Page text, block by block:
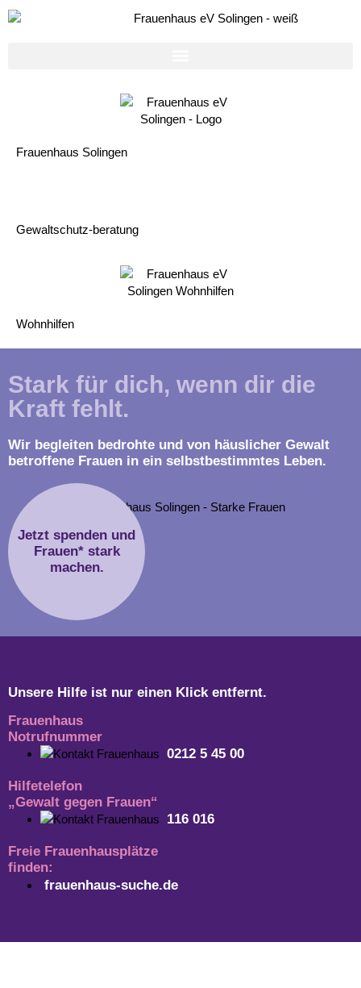
Frauenhaus Solingen
Gewaltschutz-beratung
Wohnhilfen
Stark für dich, wenn dir die
Kraft fehlt.
Wir begleiten bedrohte und von häuslicher Gewalt
betroffene Frauen in ein selbstbestimmtes Leben.
Jetzt spenden und
Frauen* stark
machen.
Unsere Hilfe ist nur einen Klick entfernt.
Frauenhaus
Notrufnummer
0212 5 45 00
Hilfetelefon
„Gewalt gegen Frauen“
116 016
Freie Frauenhausplätze
finden:
frauenhaus-suche.de